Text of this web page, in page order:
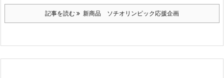
記事を読む 新商品 ソチオリンピック応援企画